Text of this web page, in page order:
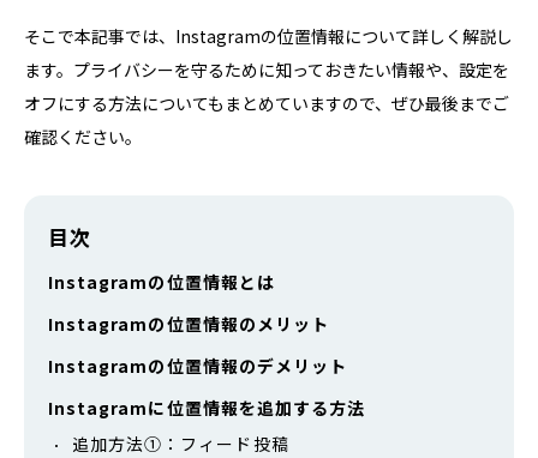
そこで本記事では、Instagramの位置情報について詳しく解説し
ます。プライバシーを守るために知っておきたい情報や、設定を
オフにする方法についてもまとめていますので、ぜひ最後までご
確認ください。
目次
Instagramの位置情報とは
Instagramの位置情報のメリット
Instagramの位置情報のデメリット
Instagramに位置情報を追加する方法
追加方法①：フィード投稿